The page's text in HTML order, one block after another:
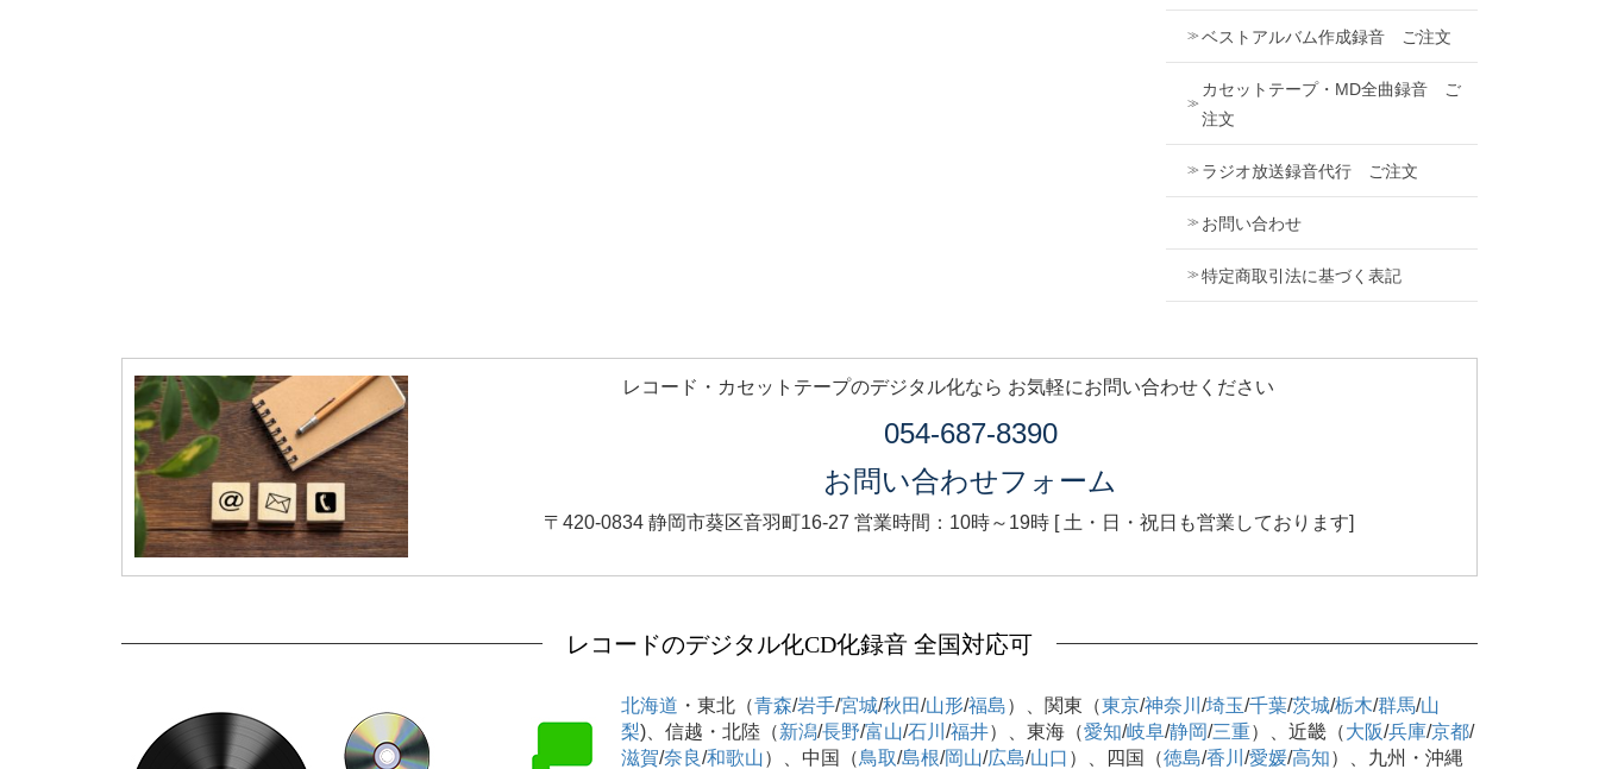
ベストアルバム作成録音 ご注文
カセットテープ・MD全曲録音 ご
注文
ラジオ放送録音代行 ご注文
お問い合わせ
特定商取引法に基づく表記
レコード・カセットテープのデジタル化なら お気軽にお問い合わせください
054-687-8390
お問い合わせフォーム
〒420-0834 静岡市葵区音羽町16-27 営業時間：10時～19時 [ 土・日・祝日も営業しております]
レコードのデジタル化CD化録音 全国対応可
北海道 ・東北（青森/岩手/宮城/秋田/山形/福島）、関東（東京/神奈川 /埼玉/千葉/茨城/栃木/群馬/山
梨)、信越・北陸（新潟/長野/富山/石川 /福井）、東海（愛知/岐阜/静岡/三重）、近畿（大阪/兵庫/京都/
滋賀/奈良/和歌山）、中国（鳥取/島根/岡山/広島/山口 ）、四国（徳島/香川 /愛媛/高知）、九州・沖縄